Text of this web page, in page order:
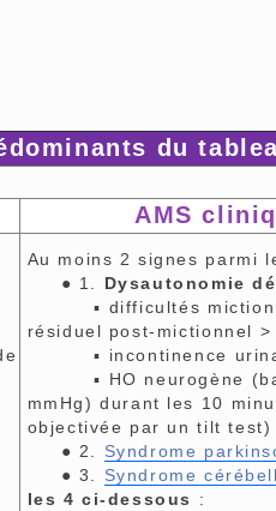
du
AMS
Au moins 2 signes parmi
● 1. Dysautonomie
▪ difficultés
résiduel post-mictionnel >
▪ incontinence
▪ HO neurogène
mmHg) durant les 10
objectivée par un tilt test)
● 2. Syndrome
● 3. Syndrome
les 4 ci-dessous
: